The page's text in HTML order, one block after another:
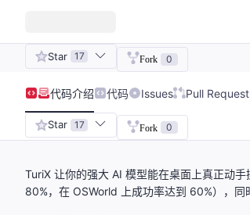
Star 17 Fork 0
代码介绍 代码 Issues Pull
Star 17 Fork 0
TuriX 让你的强大 AI 模型能在桌面上真正动
80%，在 OSWorld 上成功率达到 60%），同